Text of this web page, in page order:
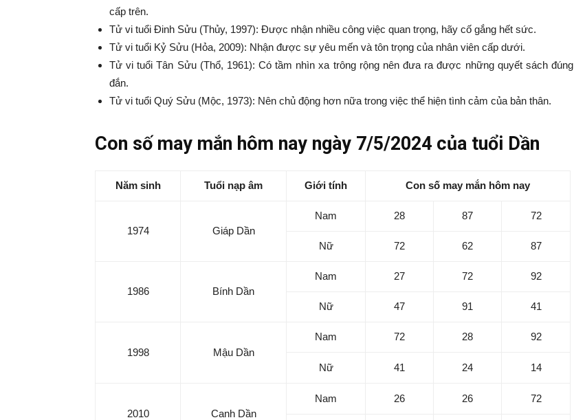
cấp trên.
Tử vi tuổi Đinh Sửu (Thủy, 1997): Được nhận nhiều công việc quan trọng, hãy cố gắng hết sức.
Tử vi tuổi Kỷ Sửu (Hỏa, 2009): Nhận được sự yêu mến và tôn trọng của nhân viên cấp dưới.
Tử vi tuổi Tân Sửu (Thổ, 1961): Có tầm nhìn xa trông rộng nên đưa ra được những quyết sách đúng
đắn.
Tử vi tuổi Quý Sửu (Mộc, 1973): Nên chủ động hơn nữa trong việc thể hiện tình cảm của bản thân.
Con số may mắn hôm nay ngày 7/5/2024 của tuổi Dần
Năm sinh Tuổi nạp âm Giới tính Con số may mắn hôm nay
1974 Giáp Dần
Nam 28 87 72
Nữ 72 62 87
1986 Bính Dần
Nam 27 72 92
Nữ 47 91 41
1998 Mậu Dần
Nam 72 28 92
Nữ 41 24 14
2010 Canh Dần
Nam 26 26 72